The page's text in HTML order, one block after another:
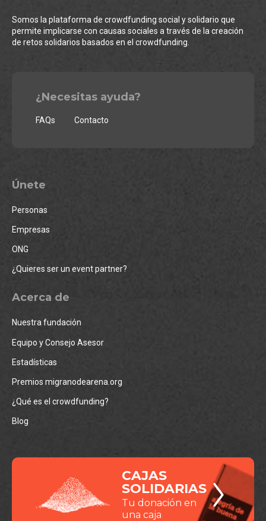
Somos la plataforma de crowdfunding social y solidario que
permite implicarse con causas sociales a través de la creación
de retos solidarios basados en el crowdfunding.
¿Necesitas ayuda?
FAQs Contacto
Únete
Personas
Empresas
ONG
¿Quieres ser un event partner?
Acerca de
Nuestra fundación
Equipo y Consejo Asesor
Estadísticas
Premios migranodearena.org
¿Qué es el crowdfunding?
Blog
CAJAS
SOLIDARIAS
Tu donación en
una caja